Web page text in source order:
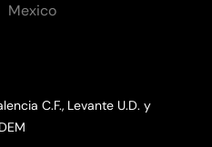
Mexico
C.F., Levante U.D. y